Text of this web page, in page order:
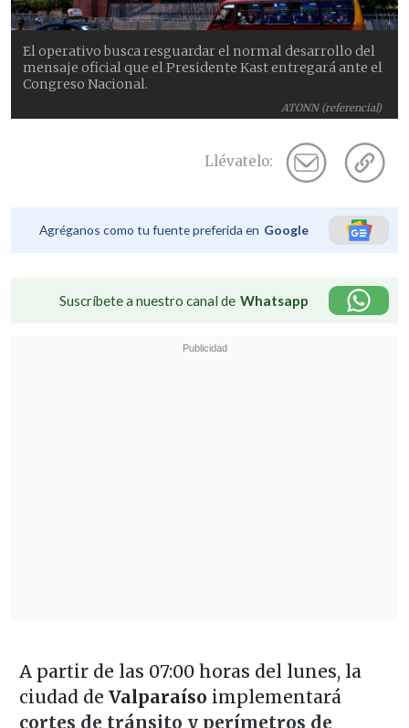
ATONN (referencial)
El operativo busca resguardar el normal desarrollo del
mensaje oficial que el Presidente Kast entregará ante el
Congreso Nacional.
Llévatelo:
Agréganos como tu fuente preferida en Google
Suscríbete a nuestro canal de Whatsapp
A partir de las 07:00 horas del lunes, la
ciudad de Valparaíso implementará
cortes de tránsito y perímetros de